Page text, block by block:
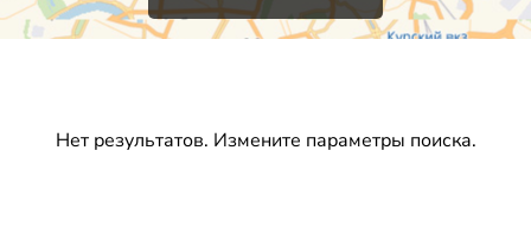
Нет результатов. Измените параметры поиска.